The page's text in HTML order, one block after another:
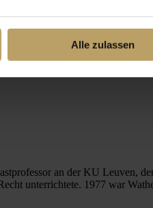
Alle zulassen
an der KU Leuven,
unterrichtete. 1977 war